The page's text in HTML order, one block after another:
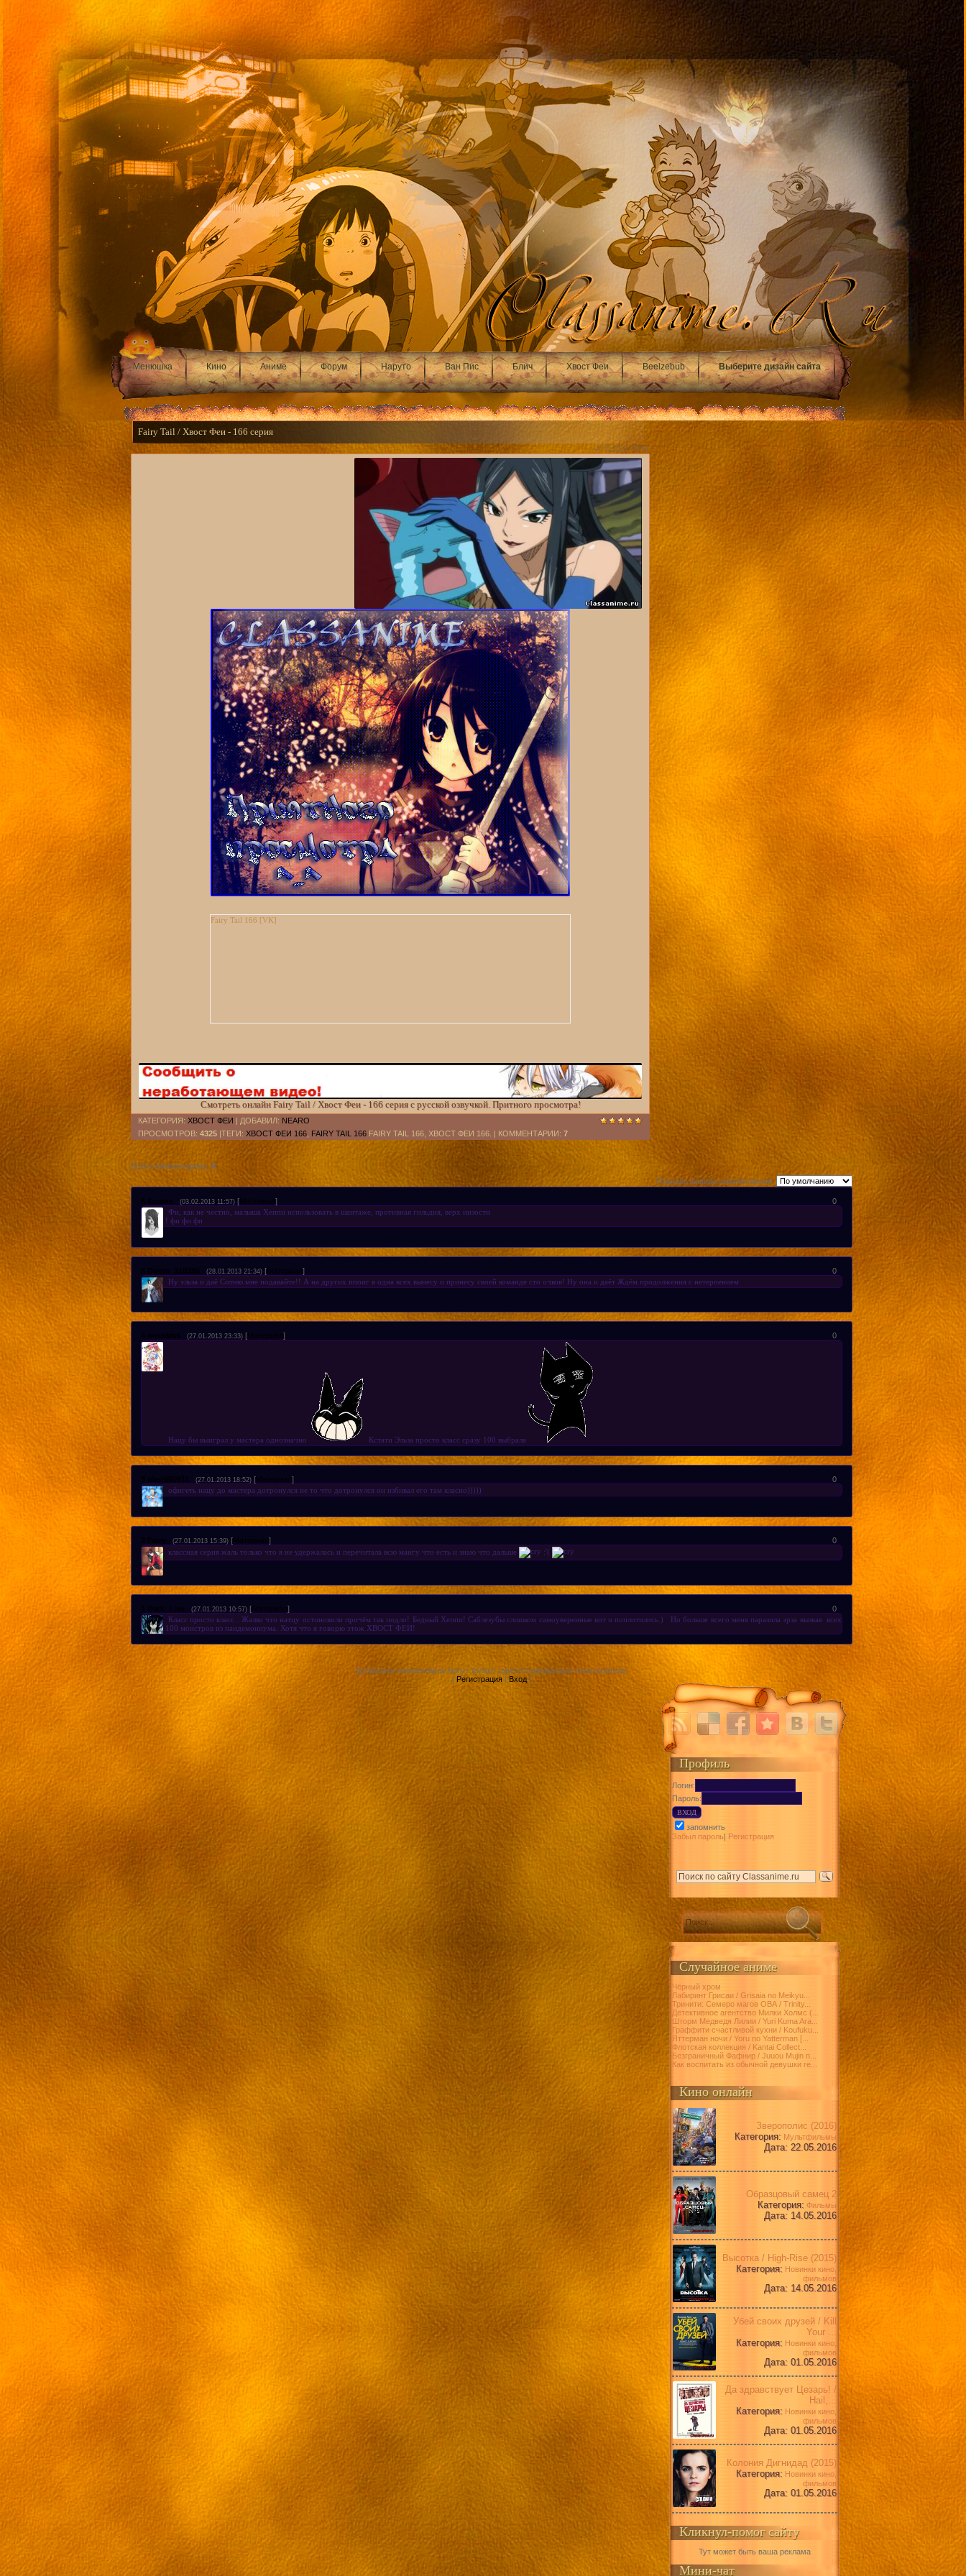
Менюшка Кино Аниме Форум Наруто Ван Пис Блич Хвост Феи Beelzebub Выберите дизайн сайта
Fairy Tail / Хвост Феи - 166 серия
27.01.2013, 05:33
Fairy Tail 166 [VK]
Смотреть онлайн Fairy Tail / Хвост Феи - 166 серия с русской озвучкой. Притного просмотра!
КАТЕГОРИЯ: ХВОСТ ФЕИ | ДОБАВИЛ: NEARO
ПРОСМОТРОВ: 4325 |ТЕГИ: ХВОСТ ФЕИ 166 FAIRY TAIL 166 FAIRY TAIL 166, ХВОСТ ФЕИ 166. | КОММЕНТАРИИ: 7
Всего комментариев: 6
Порядок вывода комментариев:
0
6 Кошик (03.02.2013 11:57) [Материал ]
Фи, как не честно, малыша Хеппи использовать в шантаже, противная гильдия, верх низости
! фи фи фи
0
5 Dante_310395 (28.01.2013 21:34) [Материал ]
Ну эльза и даё Сотню мне подавайте!! А на других ппоиг я одна всех вынесу и принесу своей команде сто очков! Ну она и даёт Ждём продолжения с нетерпением
0
4 misskiss (27.01.2013 23:33) [Материал ]
Нацу бы выиграл у мастера однозначно Кстати Эльза просто класс сразу 100 выбрала
0
3 oleg950911 (27.01.2013 18:52) [Материал ]
офигеть нацу до мастера дотронулся не то что дотронулся он избивал его там класно)))))
0
2 Fairy (27.01.2013 15:39) [Материал ]
классная серия жаль только что я не удержалась и перечитала всю мангу что есть и знаю что дальше
:'(
0
1 Dark_Live (27.01.2013 10:57) [Материал ]
Класс просто класс . Жалко что натцу остоновили причём так подло! Бедный Хеппи! Саблезубы слишком самоуверенные вот и поплотились.) Но больше всего меня паразила эрза вызвав всех
100 монстров из пандемониума. Хотя что я говорю этож ХВОСТ ФЕИ!
Добавлять комментарии могут только зарегистрированные пользователи.
[ Регистрация |Вход]
Профиль
Логин:
Пароль:
запомнить
Забыл пароль| Регистрация
Случайное аниме
Чёрный хром
Лабиринт Грисаи / Grisaia no Meikyu...
Тринити: Семеро магов ОВА / Trinity...
Детективное агентство Милки Холмс (...
Шторм Медведя Лилии / Yuri Kuma Ara...
Граффити счастливой кухни / Koufuku...
Яттерман ночи / Yoru no Yatterman [...
Флотская коллекция / Kantai Collect...
Безграничный Фафнир / Juuou Mujin n...
Как воспитать из обычной девушки ге...
Кино онлайн
Зверополис (2016)
Категория: Мультфильмы
Дата: 22.05.2016
Образцовый самец 2
Категория: Фильмы
Дата: 14.05.2016
Высотка / High-Rise (2015)
Категория: Новинки кино,
фильмов
Дата: 14.05.2016
Убей своих друзей / Kill
Your ...
Категория: Новинки кино,
фильмов
Дата: 01.05.2016
Да здравствует Цезарь! /
Hail,...
Категория: Новинки кино,
фильмов
Дата: 01.05.2016
Колония Дигнидад (2015)
Категория: Новинки кино,
фильмов
Дата: 01.05.2016
Кликнул-помог сайту
Тут может быть ваша реклама
Мини-чат